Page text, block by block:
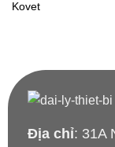
Kovet
Địa chỉ: 31A